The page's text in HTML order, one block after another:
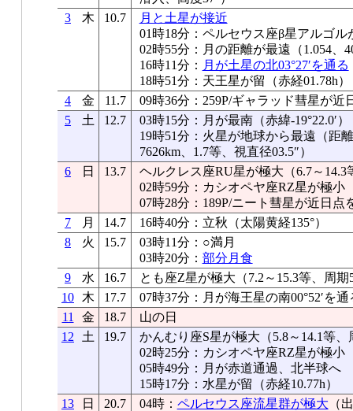
3
木 10.7
月と土星が接近
01時18分：ペルセウス座β星アルゴル
02時55分：月の距離が最遠（1.054、
16時11分： 月が土星の北03°27′を通る
18時51分：天王星が留（赤経01.78h）
4
金 11.7
09時36分：259P/ギャラッド彗星が近
5
土 12.7
03時15分：月が最南（赤緯-19°22.0′）
19時51分：火星が地球から最遠（距
7626km、1.7等、視直径03.5″）
6
日 13.7
ヘルクレス座RU星が極大（6.7～14.3
02時59分：カシオペヤ座RZ星が極小
07時28分：189P/ニート彗星が近日点
7
月 14.7
16時40分：立秋（太陽黄経135°）
8
火 15.7
03時11分：○満月
03時20分： 部分月食
9
水 16.7
とも座Z星が極大（7.2～15.3等、周期
10
木 17.7
07時37分：月が海王星の南00°52′を通
11
金 18.7
山の日
12
土 19.7
かんむり座S星が極大（5.8～14.1等、
02時25分：カシオペヤ座RZ星が極小
05時49分：月が赤道通過、北半球へ
15時17分：水星が留（赤経10.77h）
13
日 20.7 04時： ペルセウス座流星群が極大 （